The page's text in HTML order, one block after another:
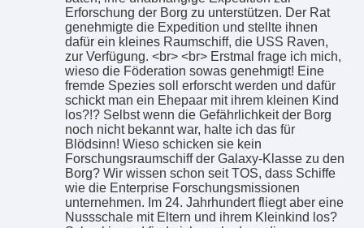
Erforschung der Borg zu unterstützen. Der Rat
genehmigte die Expedition und stellte ihnen
dafür ein kleines Raumschiff, die USS Raven,
zur Verfügung. <br> <br> Erstmal frage ich mich,
wieso die Föderation sowas genehmigt! Eine
fremde Spezies soll erforscht werden und dafür
schickt man ein Ehepaar mit ihrem kleinen Kind
los?!? Selbst wenn die Gefährlichkeit der Borg
noch nicht bekannt war, halte ich das für
Blödsinn! Wieso schicken sie kein
Forschungsraumschiff der Galaxy-Klasse zu den
Borg? Wir wissen schon seit TOS, dass Schiffe
wie die Enterprise Forschungsmissionen
unternehmen. Im 24. Jahrhundert fliegt aber eine
Nussschale mit Eltern und ihrem Kleinkind los?